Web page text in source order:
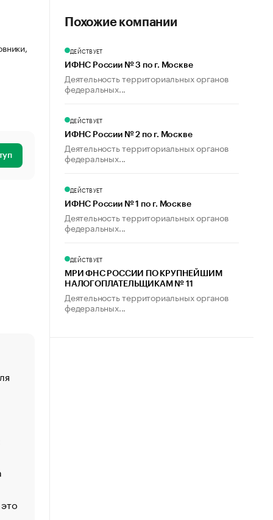
Похожие компании
ДЕЙСТВУЕТ
ИФНС России № 3 по г. Москве
Деятельность территориальных органов
федеральных...
ДЕЙСТВУЕТ
ИФНС России № 2 по г. Москве
Деятельность территориальных органов
федеральных...
ДЕЙСТВУЕТ
ИФНС России № 1 по г. Москве
Деятельность территориальных органов
федеральных...
ДЕЙСТВУЕТ
МРИ ФНС РОССИИ ПО КРУПНЕЙШИМ
НАЛОГОПЛАТЕЛЬЩИКАМ № 11
Деятельность территориальных органов
федеральных...